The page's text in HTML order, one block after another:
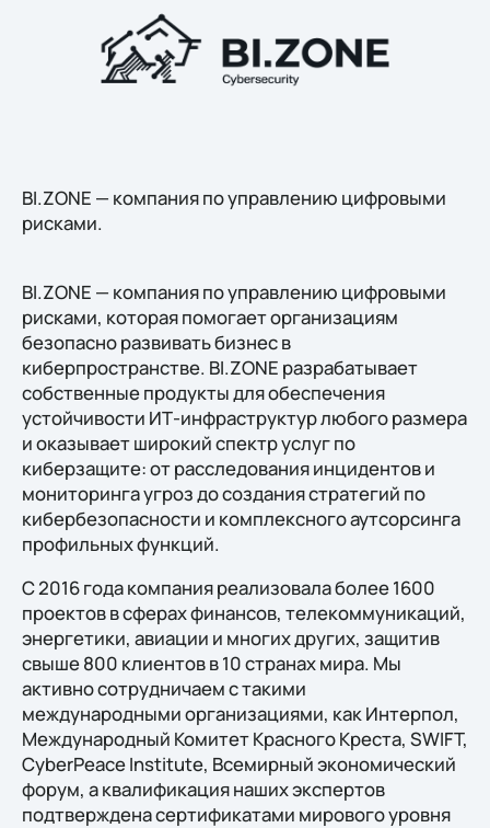
BI.ZONE — компания по управлению цифровыми
рисками.
BI.ZONE — компания по управлению цифровыми
рисками, которая помогает организациям
безопасно развивать бизнес в
киберпространстве. BI.ZONE разрабатывает
собственные продукты для обеспечения
устойчивости ИТ-инфраструктур любого размера
и оказывает широкий спектр услуг по
киберзащите: от расследования инцидентов и
мониторинга угроз до создания стратегий по
кибербезопасности и комплексного аутсорсинга
профильных функций.
С 2016 года компания реализовала более 1600
проектов в сферах финансов, телекоммуникаций,
энергетики, авиации и многих других, защитив
свыше 800 клиентов в 10 странах мира. Мы
активно сотрудничаем с такими
международными организациями, как Интерпол,
Международный Комитет Красного Креста, SWIFT,
CyberPeace Institute, Всемирный экономический
форум, а квалификация наших экспертов
подтверждена сертификатами мирового уровня